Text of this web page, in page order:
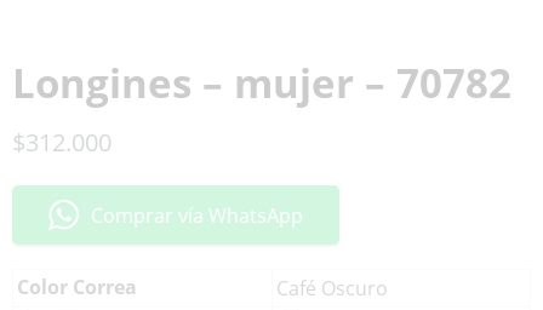
Longines – mujer – 70782
$312.000
Comprar vía WhatsApp
Color Correa
Café Oscuro